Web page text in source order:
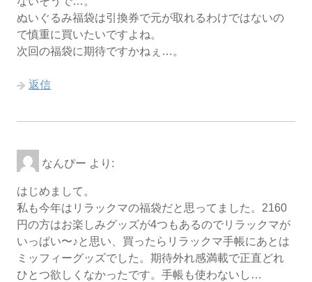
ぬいぐるみ福袋は引換券で元が取れるわけではないの
で慎重に買いたいですよね。
次回の福袋に期待ですかねぇ…。
返信
なんぴー より:
はじめまして。
私も今年はリラックマの福袋だと思ってました。2160
円の方はお楽しみグッズが4つもあるのでリラックマが
いっぱい〜♪と思い、買ったらリラックマ手帳にあとは
ミッフィーグッズでした。期待外れ感満載で正直どれ
ひとつ欲しくなかったです。手帳も使わないし…